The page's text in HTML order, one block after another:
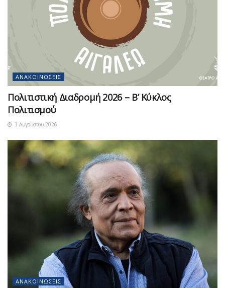
ΑΝΑΚΟΙΝΏΣΕΙΣ
Πολιτιστική Διαδρομή 2026 – Β’ Κύκλος
Πολιτισμού
3 Αυγούστου 2026
ΑΝΑΚΟΙΝΏΣΕΙΣ